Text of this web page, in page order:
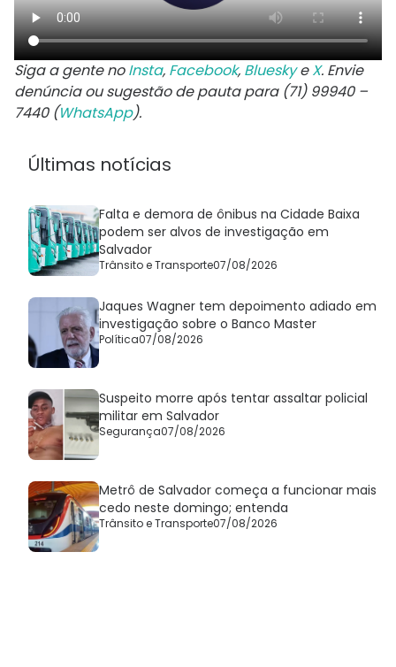
Siga a gente noInsta, Facebook, BlueskyeX. Envie
denúncia ou sugestão de pauta para (71) 99940 –
7440 (WhatsApp).
Últimas notícias
Falta e demora de ônibus na Cidade Baixa
podem ser alvos de investigação em
Salvador
Trânsito e Transporte07/08/2026
Jaques Wagner tem depoimento adiado em
investigação sobre o Banco Master
Política07/08/2026
Suspeito morre após tentar assaltar policial
militar em Salvador
Segurança07/08/2026
Metrô de Salvador começa a funcionar mais
cedo neste domingo; entenda
Trânsito e Transporte07/08/2026